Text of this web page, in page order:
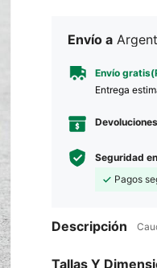
Envío a
Envío
Entrega
Seguridad
Pagos
Descripción
Tallas Y
4,89